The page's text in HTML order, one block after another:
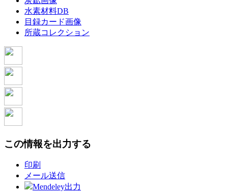
水素材料DB
目録カード画像
所蔵コレクション
この情報を出力する
印刷
メール送信
Mendeley出力